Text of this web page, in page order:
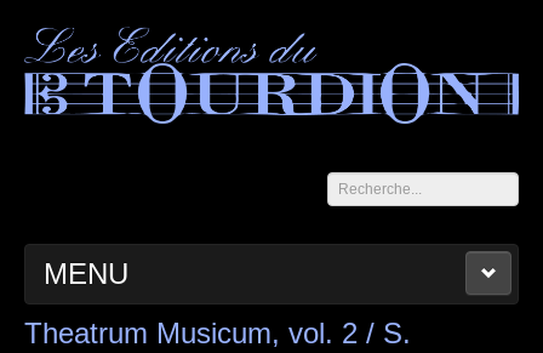
Rechercher
MENU
ACCUEIL LES CAHIERS DU TOURDION CATALOGUE
Theatrum Musicum, vol. 2 / S.